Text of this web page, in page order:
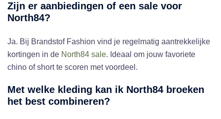
Zijn er aanbiedingen of een sale voor
North84?
Ja. Bij Brandstof Fashion vind je regelmatig aantrekkelijke
kortingen in de North84 sale. Ideaal om jouw favoriete
chino of short te scoren met voordeel.
Met welke kleding kan ik North84 broeken
het best combineren?